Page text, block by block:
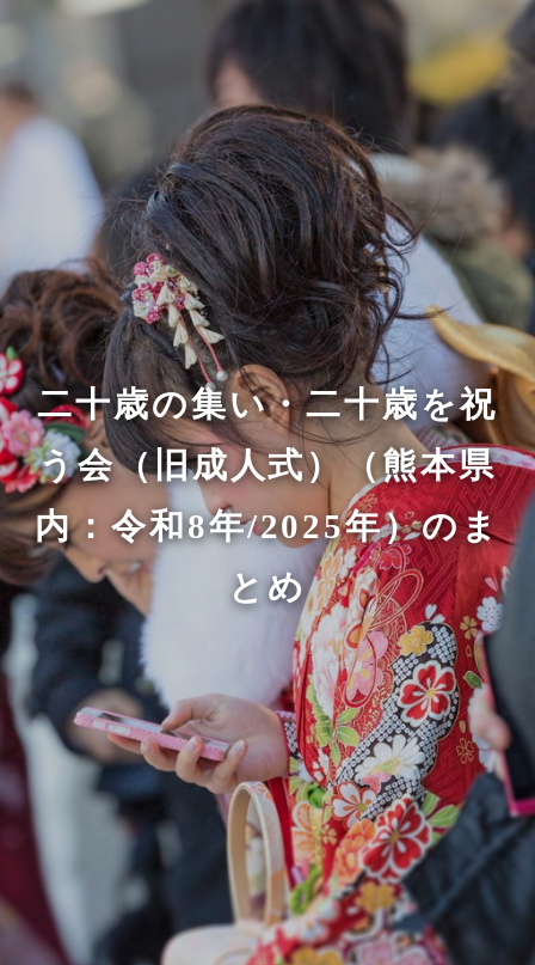
二十歳の集い・二十歳を祝
う会（旧成人式）（熊本県
内：令和8年/2025年）のま
とめ